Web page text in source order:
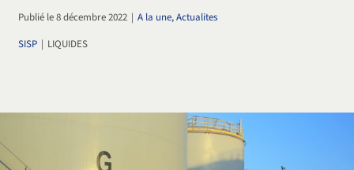
Publié le 8 décembre 2022 | A la une, Actualites
SISP | LIQUIDES